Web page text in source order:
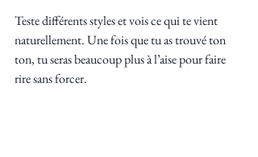
Teste différents styles et vois ce qui te vient
naturellement. Une fois que tu as trouvé ton
ton, tu seras beaucoup plus à l’aise pour faire
rire sans forcer.